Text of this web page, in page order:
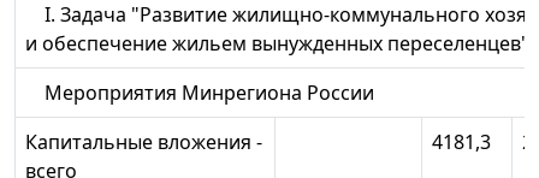
I. Задача "Развитие жилищно-коммунального
и обеспечение жильем вынужденных переселенцев"
Мероприятия Минрегиона России
Капитальные вложения -
всего
4181,3